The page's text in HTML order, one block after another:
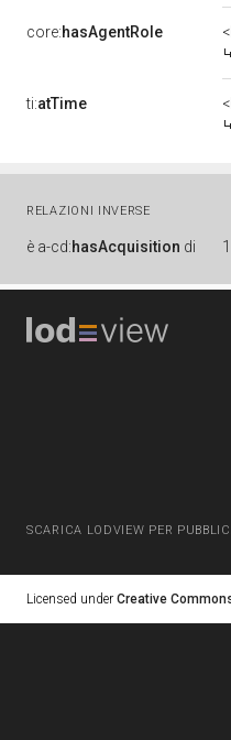
core:hasAgentRole
ti:atTime
RELAZIONI INVERSE
è a-cd:hasAcquisition di
SCARICA LODVIEW PER
Licensed under Creative